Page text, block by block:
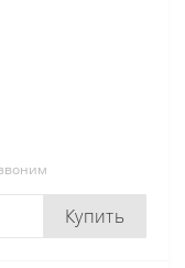
Купить